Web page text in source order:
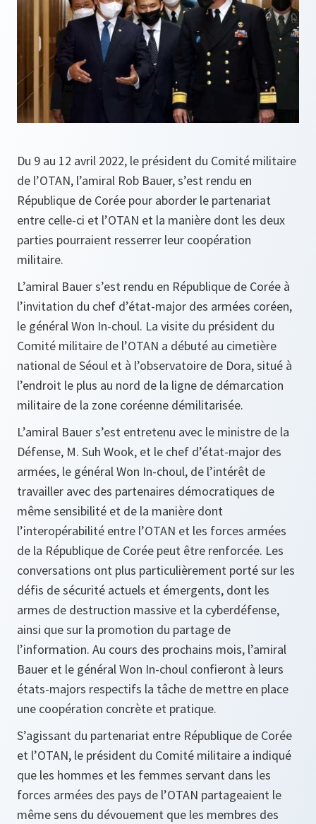
Du 9 au 12 avril 2022, le président du Comité militaire
de l’OTAN, l’amiral Rob Bauer, s’est rendu en
République de Corée pour aborder le partenariat
entre celle-ci et l’OTAN et la manière dont les deux
parties pourraient resserrer leur coopération
militaire.
L’amiral Bauer s’est rendu en République de Corée à
l’invitation du chef d’état-major des armées coréen,
le général Won In-choul. La visite du président du
Comité militaire de l’OTAN a débuté au cimetière
national de Séoul et à l’observatoire de Dora, situé à
l’endroit le plus au nord de la ligne de démarcation
militaire de la zone coréenne démilitarisée.
L’amiral Bauer s’est entretenu avec le ministre de la
Défense, M. Suh Wook, et le chef d’état-major des
armées, le général Won In-choul, de l’intérêt de
travailler avec des partenaires démocratiques de
même sensibilité et de la manière dont
l’interopérabilité entre l’OTAN et les forces armées
de la République de Corée peut être renforcée. Les
conversations ont plus particulièrement porté sur les
défis de sécurité actuels et émergents, dont les
armes de destruction massive et la cyberdéfense,
ainsi que sur la promotion du partage de
l’information. Au cours des prochains mois, l’amiral
Bauer et le général Won In-choul confieront à leurs
états-majors respectifs la tâche de mettre en place
une coopération concrète et pratique.
S’agissant du partenariat entre République de Corée
et l’OTAN, le président du Comité militaire a indiqué
que les hommes et les femmes servant dans les
forces armées des pays de l’OTAN partageaient le
même sens du dévouement que les membres des